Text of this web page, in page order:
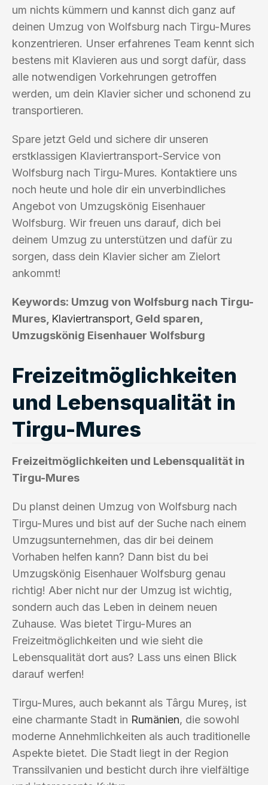
um nichts kümmern und kannst dich ganz auf
deinen Umzug von Wolfsburg nach Tirgu-Mures
konzentrieren. Unser erfahrenes Team kennt sich
bestens mit Klavieren aus und sorgt dafür, dass
alle notwendigen Vorkehrungen getroffen
werden, um dein Klavier sicher und schonend zu
transportieren.
Spare jetzt Geld und sichere dir unseren
erstklassigen Klaviertransport-Service von
Wolfsburg nach Tirgu-Mures. Kontaktiere uns
noch heute und hole dir ein unverbindliches
Angebot von Umzugskönig Eisenhauer
Wolfsburg. Wir freuen uns darauf, dich bei
deinem Umzug zu unterstützen und dafür zu
sorgen, dass dein Klavier sicher am Zielort
ankommt!
Keywords: Umzug von Wolfsburg nach Tirgu-
Mures, Klaviertransport , Geld sparen,
Umzugskönig Eisenhauer Wolfsburg
Freizeitmöglichkeiten
und Lebensqualität in
Tirgu-Mures
Freizeitmöglichkeiten und Lebensqualität in
Tirgu-Mures
Du planst deinen Umzug von Wolfsburg nach
Tirgu-Mures und bist auf der Suche nach einem
Umzugsunternehmen, das dir bei deinem
Vorhaben helfen kann? Dann bist du bei
Umzugskönig Eisenhauer Wolfsburg genau
richtig! Aber nicht nur der Umzug ist wichtig,
sondern auch das Leben in deinem neuen
Zuhause. Was bietet Tirgu-Mures an
Freizeitmöglichkeiten und wie sieht die
Lebensqualität dort aus? Lass uns einen Blick
darauf werfen!
Tirgu-Mures, auch bekannt als Târgu Mureș, ist
eine charmante Stadt in Rumänien, die sowohl
moderne Annehmlichkeiten als auch traditionelle
Aspekte bietet. Die Stadt liegt in der Region
Transsilvanien und besticht durch ihre vielfältige